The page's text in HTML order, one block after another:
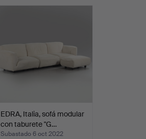
EDRA, Italia, sofá modular
con taburete "G…
Subastado 6 oct 2022